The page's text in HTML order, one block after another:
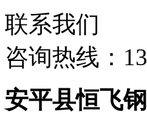
联系我们
咨询热线：
安平县恒飞